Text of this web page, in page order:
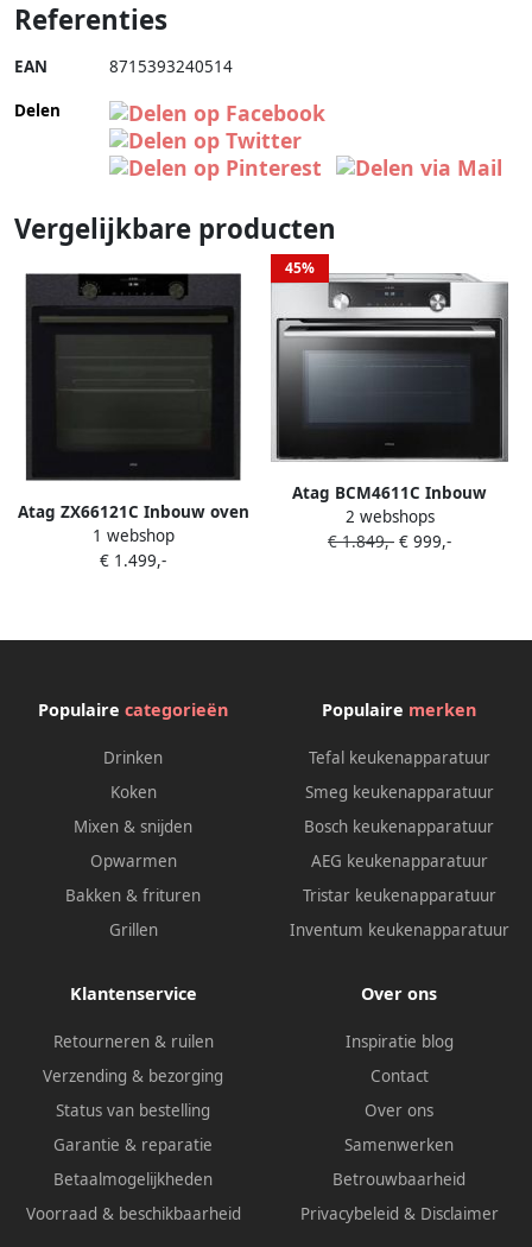
Referenties
EAN 8715393240514
Delen
Vergelijkbare producten
Atag ZX66121C Inbouw oven
Zwart
1 webshop
€ 1.499,-
45%
Atag BCM4611C Inbouw
oven met magnetron Grijs
2 webshops
€ 1.849,- € 999,-
Populaire categorieën
Drinken
Koken
Mixen & snijden
Opwarmen
Bakken & frituren
Grillen
Populaire merken
Tefal keukenapparatuur
Smeg keukenapparatuur
Bosch keukenapparatuur
AEG keukenapparatuur
Tristar keukenapparatuur
Inventum keukenapparatuur
Klantenservice
Retourneren & ruilen
Verzending & bezorging
Status van bestelling
Garantie & reparatie
Betaalmogelijkheden
Voorraad & beschikbaarheid
Over ons
Inspiratie blog
Contact
Over ons
Samenwerken
Betrouwbaarheid
Privacybeleid & Disclaimer